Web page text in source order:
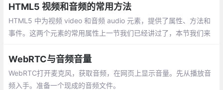
实现
HTML5 视频和音频的常用方法
HTML5 中为视频 video 和音频 audio 元素，提供了属性、方法和
事件。这两个元素的常用属性上一节我们已经讲过了，本节我们来
WebRTC与音频音量
WebRTC打开麦克风，获取音频，在网页上显示音量。先从播放音
频入手。准备一个现成的音频文件。